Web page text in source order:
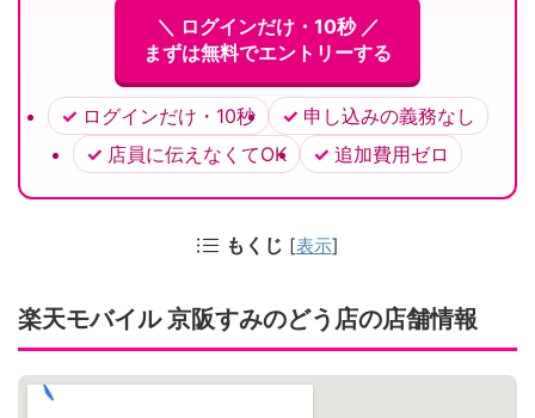
＼ ログインだけ・10秒 ／
まずは無料でエントリーする
ログインだけ・10秒
申し込みの義務なし
店員に伝えなくてOK
追加費用ゼロ
もくじ [表示]
楽天モバイル 京阪すみのどう店の店舗情報